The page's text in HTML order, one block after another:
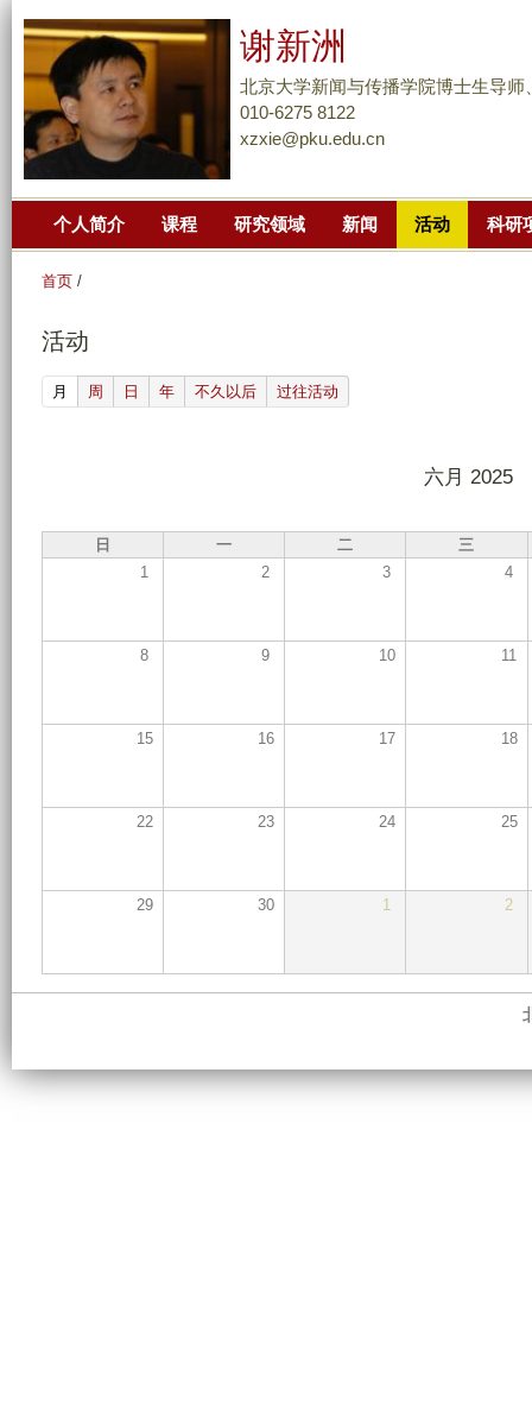
到
主
要
谢新洲
北京大学新闻与传播学院博士生导师
010-6275 8122
xzxie@pku.edu.cn
个人简介 课程 研究领域 新闻 活动 科研
首页 /
活动
月 (active tab)
周 日 年 不久以后 过往活动
六月 2025
日 一 二
三
1
2 3 4
8 9 10 11
15 16 17 18
22 23 24 25
29 30 1 2